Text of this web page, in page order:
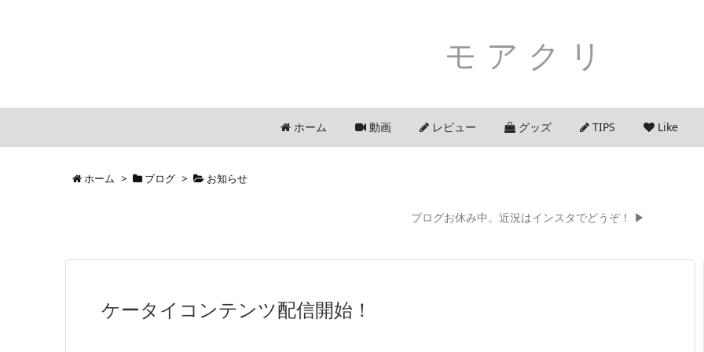
モアクリ
ホーム 動画 レビュー グッズ TIPS Like
ホーム > ブログ > お知らせ
ブログお休み中。近況はインスタでどうぞ！ ▶
ケータイコンテンツ配信開始！